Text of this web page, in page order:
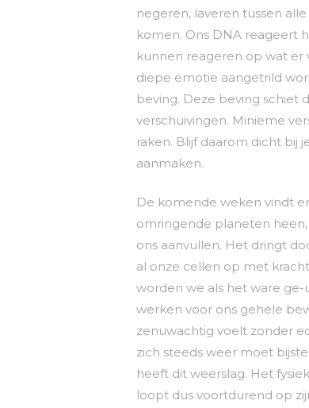
negeren, laveren tussen
komen. Ons DNA reageert
kunnen reageren op wat er
diepe emotie aangetrild
beving. Deze beving schiet
verschuivingen. Minieme
raken. Blijf daarom dicht bij
aanmaken.
De komende weken vindt
omringende planeten
ons aanvullen. Het dringt
al onze cellen op met
worden we als het ware
werken voor ons gehele
zenuwachtig voelt zonder
zich steeds weer moet
heeft dit weerslag. Het
loopt dus voortdurend op